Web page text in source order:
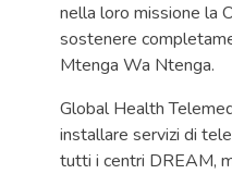
nella loro missione la
sostenere
Mtenga Wa Ntenga.
Global Health
installare servizi di
tutti i centri DREAM,